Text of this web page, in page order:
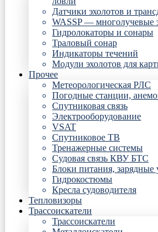
Датчики эхолотов и
WASSP — многолучевые
Гидролокаторы и сонары
Траловый сонар
Индикаторы течений
Модули эхолотов для
Прочее
Метеорологическая РЛС
Погодные станции,
Спутниковая связь
Электрооборудование
VSAT
Спутниковое ТВ
Тренажерные системы
Судовая связь КВУ БТС
Блоки питания, зарядные
Гидрокостюмы
Кресла судоводителя
Тепловизоры
Трассоискатели
Трассоискатели